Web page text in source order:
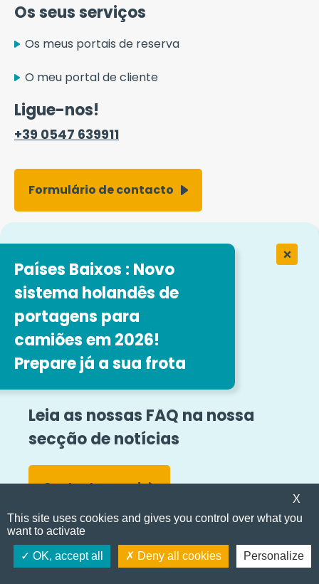
Países Baixos : Novo
sistema holandês de
portagens para
camiões em 2026!
Prepare já a sua frota
Leia as nossas FAQ na nossa
secção de notícias
Contactar-nos!
Torne-se cliente
Os seus serviços
Os meus portais de reserva
O meu portal de cliente
Ligue-nos!
+39 0547 639911
Formulário de contacto
Trabalhar na Easytrip Transport
Services
As nossas ofertas de emprego
Termos e condições gerais
Denúncia de irregularidades
Acessibilidade
Siga-nos
X
This site uses cookies and gives you control over what you
want to activate
OK, accept all Deny all cookies Personalize